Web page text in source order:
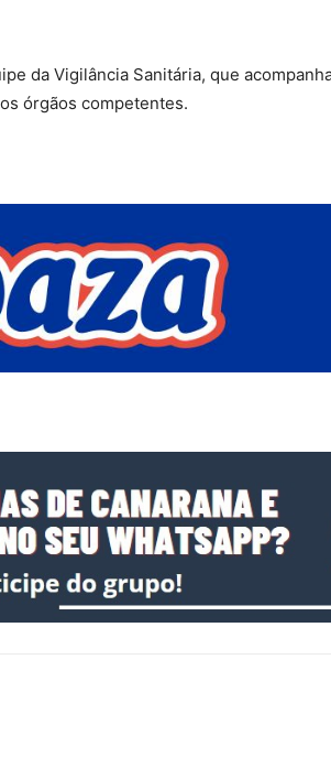
da Vigilância Sanitária, que
órgãos competentes.